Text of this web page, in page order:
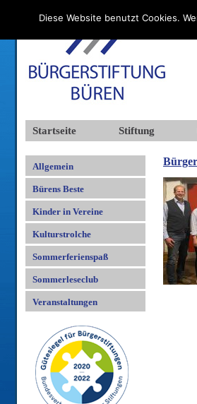
Startseite Stiftung
Allgemein
Bürens Beste
Kinder in Vereine
Kulturstrolche
Sommerferienspaß
Sommerleseclub
Veranstaltungen
Diese Website benutzt Cookies.